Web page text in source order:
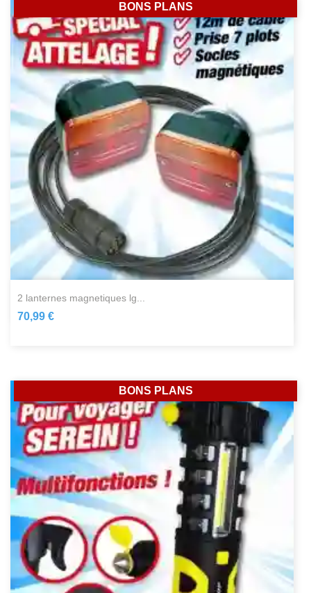
2 lanternes magnetiques lg...
70,99 €
BONS PLANS
BONS PLANS